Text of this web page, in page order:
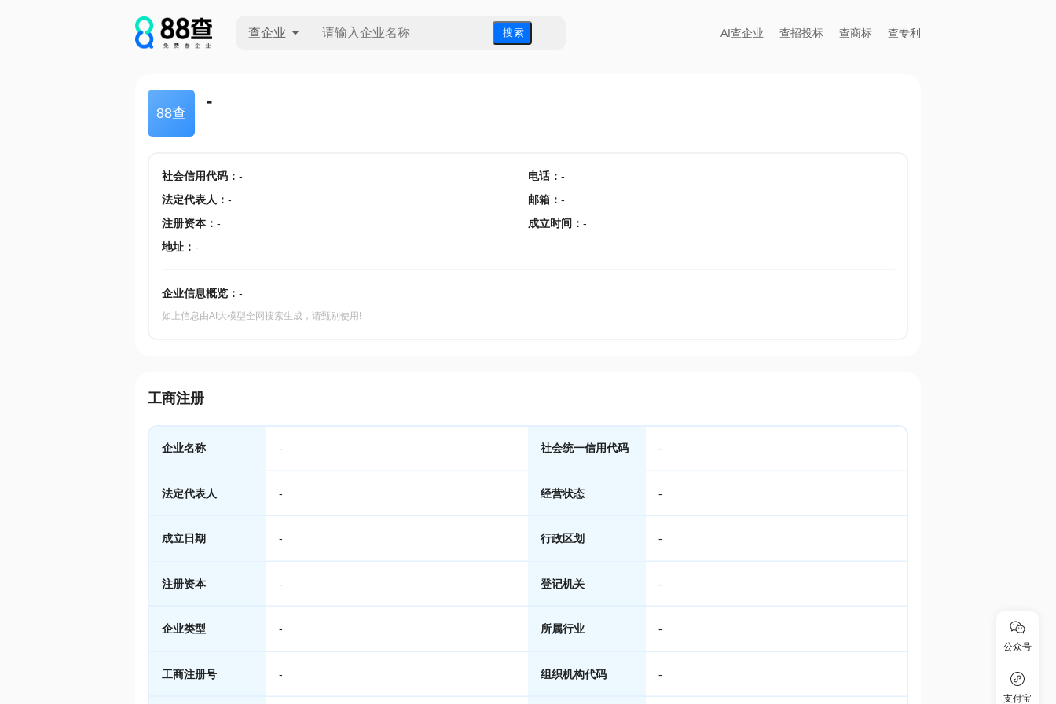
查企业 搜 索 AI查企业 查招投标 查商标 查专利
88查
-
社会信用代码： - 电话： -
法定代表人 ： - 邮箱 ： -
注册资本： - 成立时间 ： -
地址： -
企业信息概览： -
如上信息由AI大模型全网搜索生成，请甄别使用!
工商注册
企业名称 - 社会统一信用代码 -
法定代表人 - 经营状态 -
成立日期 - 行政区划 -
注册资本 - 登记机关 -
企业类型 - 所属行业 -
工商注册号 - 组织机构代码 -
公众号
支付宝